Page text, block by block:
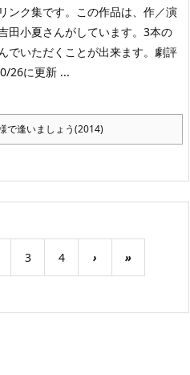
ンク集です。この作品は、作／演
田小夏さんがしています。3本の
でいただくことが出来ます。劇評
26に更新 ...
で逢いましょう(2014)
3 4 › »